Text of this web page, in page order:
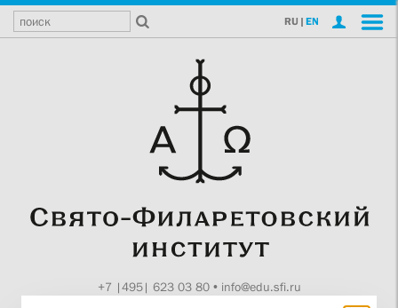
RU | EN
+7 |495| 623 03 80• info@edu.sfi.ru